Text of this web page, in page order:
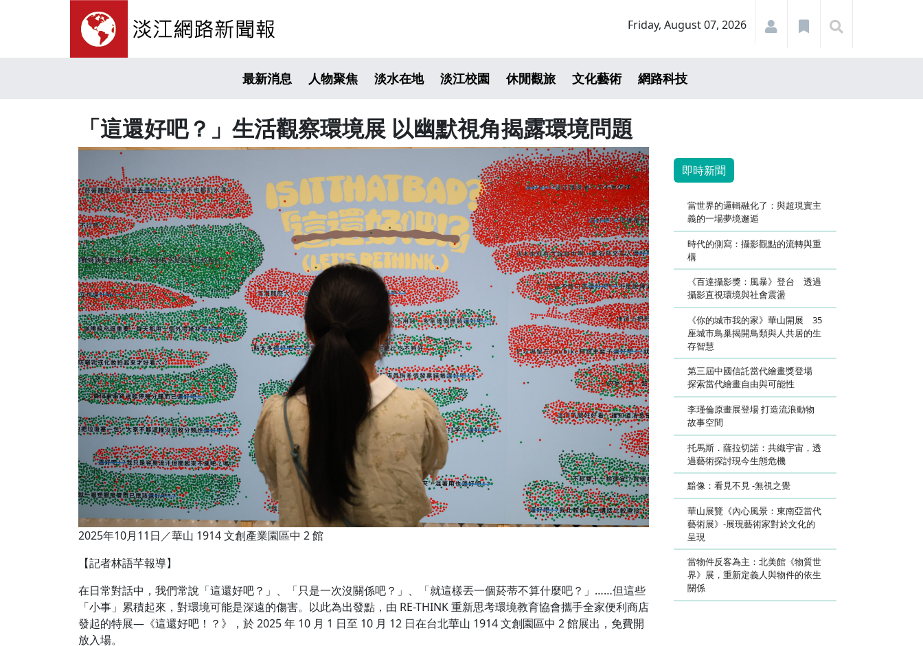
Friday, August 07, 2026
最新消息 人物聚焦 淡水在地 淡江校園 休閒觀旅 文化藝術 網路科技
「這還好吧？」生活觀察環境展 以幽默視角揭露環境問題
2025年10月11日／華山 1914 文創產業園區中 2 館
【記者林語芊報導】
在日常對話中，我們常說「這還好吧？」、「只是一次沒關係吧？」、「就這樣丟一個菸蒂不算什麼吧？」……但這些
「小事」累積起來，對環境可能是深遠的傷害。以此為出發點，由 RE-THINK 重新思考環境教育協會攜手全家便利商店
發起的特展—《這還好吧！？》，於 2025 年 10 月 1 日至 10 月 12 日在台北華山 1914 文創園區中 2 館展出，免費開
放入場。
即時新聞
當世界的邏輯融化了：與超現實主
義的一場夢境邂逅
時代的側寫：攝影觀點的流轉與重
構
《百達攝影獎：風暴》登台 透過
攝影直視環境與社會震盪
《你的城市我的家》華山開展 35
座城市鳥巢揭開鳥類與人共居的生
存智慧
第三屆中國信託當代繪畫獎登場
探索當代繪畫自由與可能性
李瑾倫原畫展登場 打造流浪動物
故事空間
托馬斯．薩拉切諾：共織宇宙，透
過藝術探討現今生態危機
黯像：看見不見 -無視之覺
華山展覽《內心風景：東南亞當代
藝術展》-展現藝術家對於文化的
呈現
當物件反客為主：北美館《物質世
界》展，重新定義人與物件的依生
關係